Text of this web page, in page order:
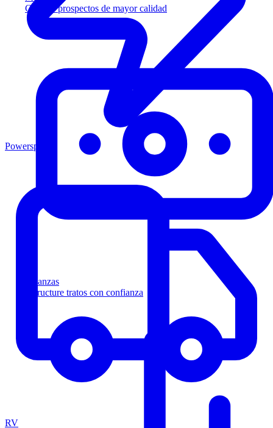
Capture prospectos de mayor calidad
Finanzas
Estructure tratos con confianza
Powersports
RV